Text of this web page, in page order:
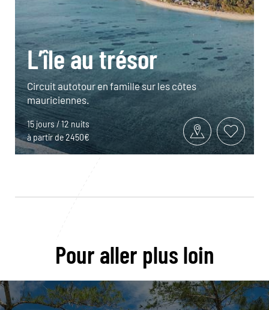
L’île au trésor
Circuit autotour en famille sur les côtes
mauriciennes.
15 jours / 12 nuits
à partir de 2450€
Pour aller plus loin